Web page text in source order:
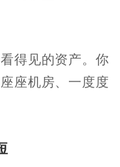
得见的资产。你
座机房、一度度